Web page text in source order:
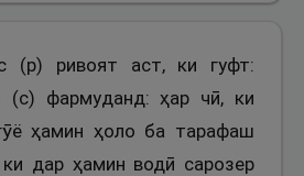
(р) ривоят аст, ки гуфт:
(с) фармуданд: ҳар чӣ, ки
ҳамин ҳоло ба тарафаш
дар ҳамин водӣ сарозер